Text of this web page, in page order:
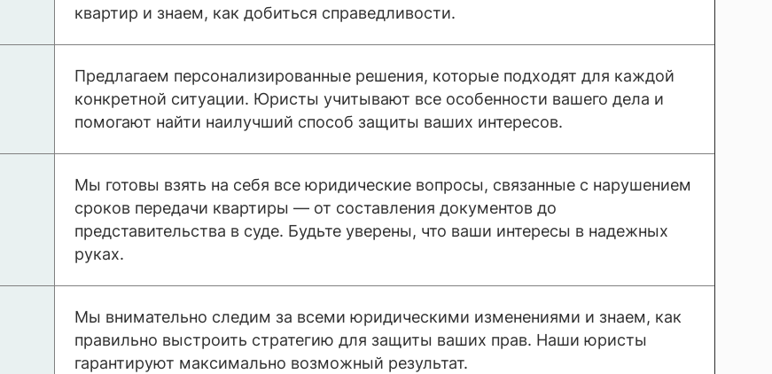
квартир и знаем, как добиться справедливости.
Предлагаем персонализированные решения, которые подходят для каждой
конкретной ситуации. Юристы учитывают все особенности вашего дела и
помогают найти наилучший способ защиты ваших интересов.
Мы готовы взять на себя все юридические вопросы, связанные с нарушением
сроков передачи квартиры — от составления документов до
представительства в суде. Будьте уверены, что ваши интересы в надежных
руках.
Мы внимательно следим за всеми юридическими изменениями и знаем, как
правильно выстроить стратегию для защиты ваших прав. Наши юристы
гарантируют максимально возможный результат.